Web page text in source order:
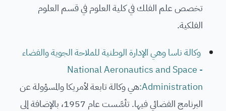
تخصص علم الفلك في كلية العلوم في قسم العلوم
الفلكية.
وكالة ناسا وهي الإدارة الوطنية للملاحة الجوية والفضاء
- National Aeronautics and Space
Administration:هي وكالة تابعة لأمريكا والمسؤولة عن
البرنامج الفضائي فيها. تأسَّست عام 1957، بالإضافة إلى